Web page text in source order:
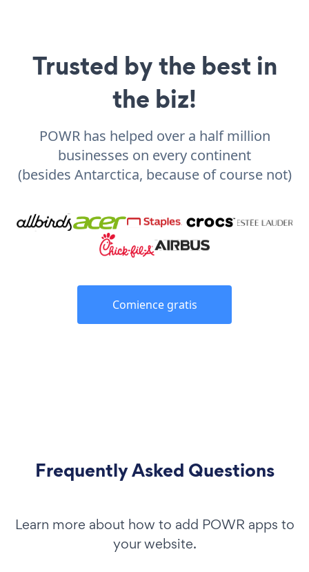
Trusted by the best in
the biz!
POWR has helped over a half million
businesses on every continent
(besides Antarctica, because of course not)
Comience gratis
Frequently Asked Questions
Learn more about how to add POWR apps to
your website.